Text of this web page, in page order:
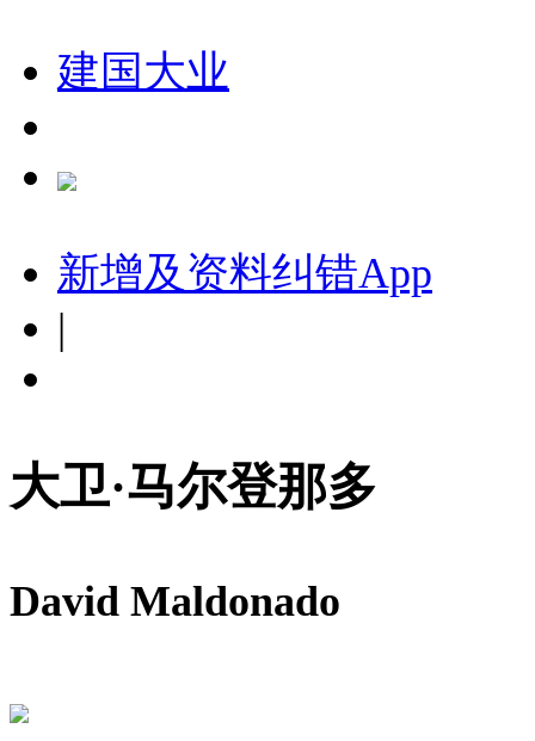
建国大业
新增及资料纠错App
|
大卫·马尔登那多
David Maldonado